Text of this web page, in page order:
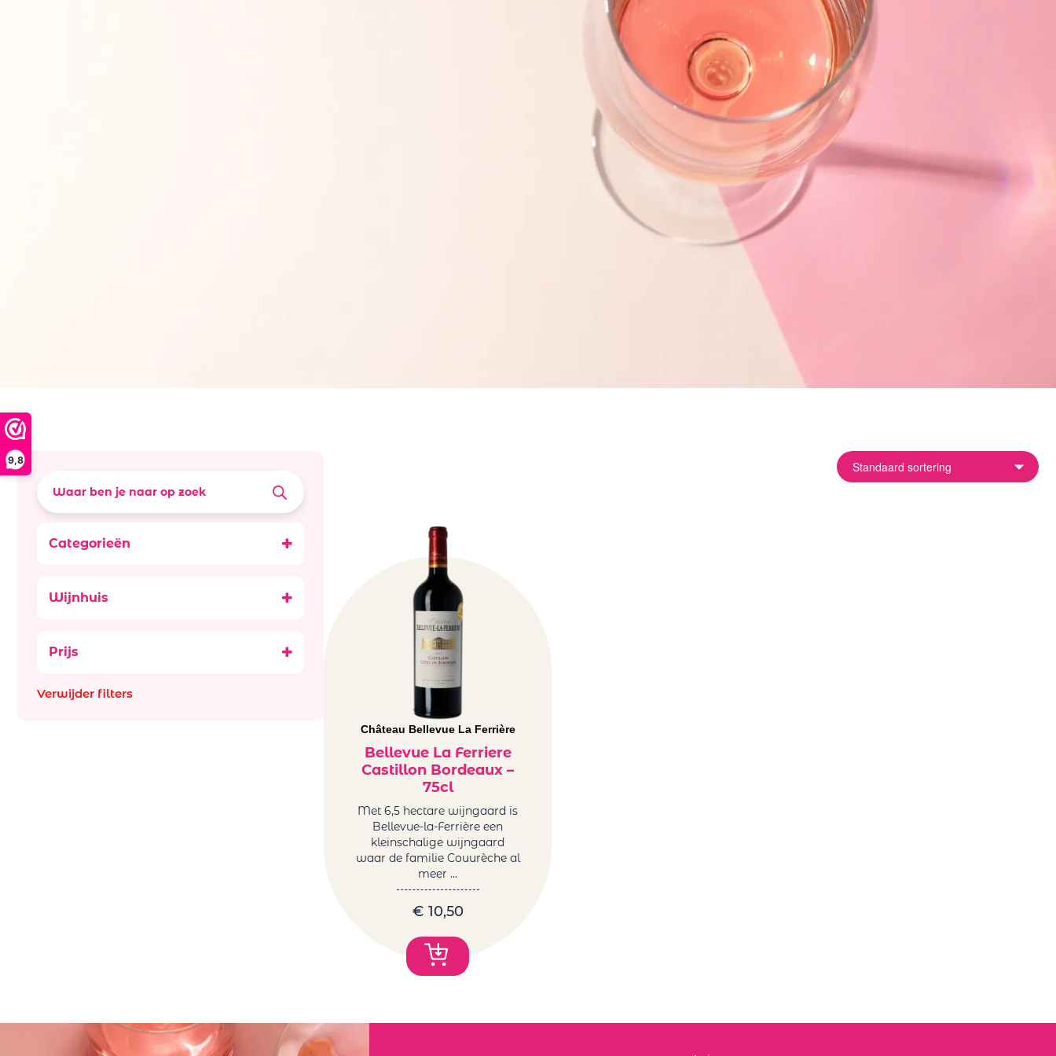
9,8
Categorieën
Frankrijk rood
Wijnhuis
Prijs
Verwijder filters
Château Bellevue La Ferrière
Bellevue La Ferriere
Castillon Bordeaux –
75cl
Met 6,5 hectare wijngaard is
Bellevue-la-Ferrière een
kleinschalige wijngaard
waar de familie Couurèche al
meer …
€ 10,50